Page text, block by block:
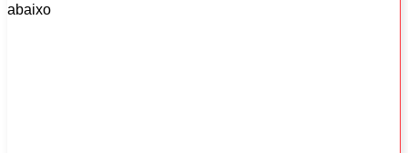
abaixo